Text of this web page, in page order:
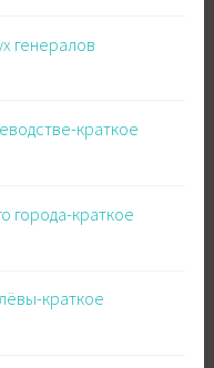
генералов
краткое
города-краткое
краткое